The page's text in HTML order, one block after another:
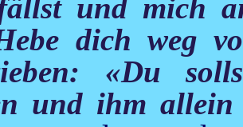
und mich
dich weg
«Du
und ihm